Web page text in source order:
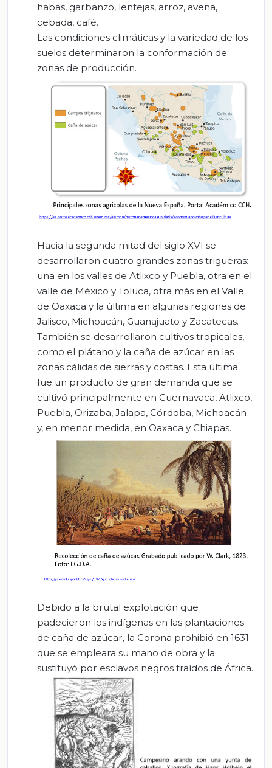
habas, garbanzo, lentejas, arroz, avena,
cebada, café.
Las condiciones climáticas y la variedad de los
suelos determinaron la conformación de
zonas de producción.
Hacia la segunda mitad del siglo XVI se
desarrollaron cuatro grandes zonas trigueras:
una en los valles de Atlixco y Puebla, otra en el
valle de México y Toluca, otra más en el Valle
de Oaxaca y la última en algunas regiones de
Jalisco, Michoacán, Guanajuato y Zacatecas.
También se desarrollaron cultivos tropicales,
como el plátano y la caña de azúcar en las
zonas cálidas de sierras y costas. Esta última
fue un producto de gran demanda que se
cultivó principalmente en Cuernavaca, Atlixco,
Puebla, Orizaba, Jalapa, Córdoba, Michoacán
y, en menor medida, en Oaxaca y Chiapas.
Debido a la brutal explotación que
padecieron los indígenas en las plantaciones
de caña de azúcar, la Corona prohibió en 1631
que se empleara su mano de obra y la
sustituyó por esclavos negros traídos de África.